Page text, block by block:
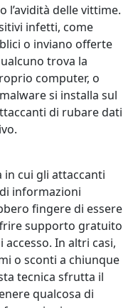
delle vittime.
infetti, come
o inviano offerte
trova la
computer, o
si installa sul
di rubare dati
in cui gli attaccanti
informazioni
fingere di essere
supporto gratuito
In altri casi,
o sconti a chiunque
tecnica sfrutta il
qualcosa di